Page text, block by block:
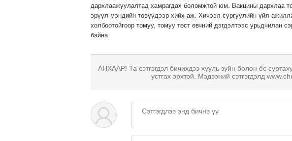
дархлаажуулалтад хамрагдах боломжтой юм. Вакцины дархлаа
эрүүл мэндийн төвүүдээр хийх аж. Хичээл сургуулийн үйл
холбоотойгоор томуу, томуу төст өвчний дэгдэлтээс урьдчилан
байна.
АНХААР! Та сэтгэгдэл бичихдээ хууль зүйн болон ёс
устгах эрхтэй. Мэдээний сэтгэгдэлд